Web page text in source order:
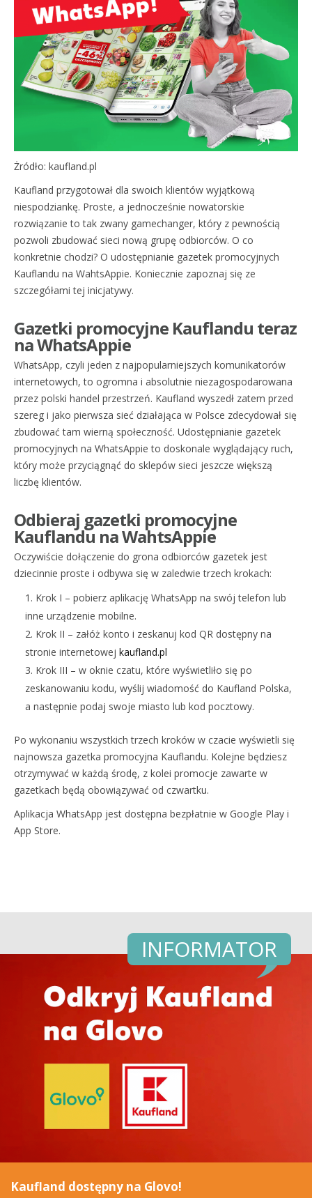
Żródło: kaufland.pl
Kaufland przygotował dla swoich klientów wyjątkową
niespodziankę. Proste, a jednocześnie nowatorskie
rozwiązanie to tak zwany gamechanger, który z pewnością
pozwoli zbudować sieci nową grupę odbiorców. O co
konkretnie chodzi? O udostępnianie gazetek promocyjnych
Kauflandu na WahtsAppie. Koniecznie zapoznaj się ze
szczegółami tej inicjatywy.
Gazetki promocyjne Kauflandu teraz
na WhatsAppie
WhatsApp, czyli jeden z najpopularniejszych komunikatorów
internetowych, to ogromna i absolutnie niezagospodarowana
przez polski handel przestrzeń. Kaufland wyszedł zatem przed
szereg i jako pierwsza sieć działająca w Polsce zdecydował się
zbudować tam wierną społeczność. Udostępnianie gazetek
promocyjnych na WhatsAppie to doskonale wyglądający ruch,
który może przyciągnąć do sklepów sieci jeszcze większą
liczbę klientów.
Odbieraj gazetki promocyjne
Kauflandu na WahtsAppie
Oczywiście dołączenie do grona odbiorców gazetek jest
dziecinnie proste i odbywa się w zaledwie trzech krokach:
Krok I – pobierz aplikację WhatsApp na swój telefon lub
inne urządzenie mobilne.
Krok II – załóż konto i zeskanuj kod QR dostępny na
stronie internetowej kaufland.pl
Krok III – w oknie czatu, które wyświetliło się po
zeskanowaniu kodu, wyślij wiadomość do Kaufland Polska,
a następnie podaj swoje miasto lub kod pocztowy.
Po wykonaniu wszystkich trzech kroków w czacie wyświetli się
najnowsza gazetka promocyjna Kauflandu. Kolejne będziesz
otrzymywać w każdą środę, z kolei promocje zawarte w
gazetkach będą obowiązywać od czwartku.
Aplikacja WhatsApp jest dostępna bezpłatnie w Google Play i
App Store.
INFORMATOR
Kaufland dostępny na Glovo!